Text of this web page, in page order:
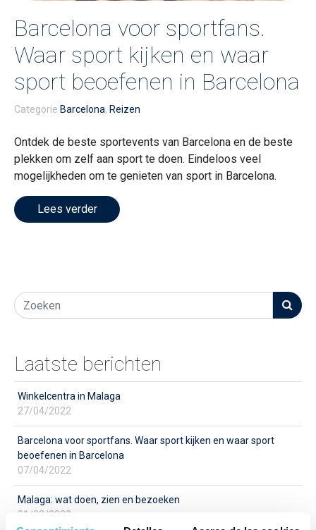
Barcelona voor sportfans.
Waar sport kijken en waar
sport beoefenen in Barcelona
Categorie Barcelona, Reizen
Ontdek de beste sportevents van Barcelona en de beste
plekken om zelf aan sport te doen. Eindeloos veel
mogelijkheden om te genieten van sport in Barcelona.
Lees verder
Laatste berichten
Winkelcentra in Malaga
27/04/2022
Barcelona voor sportfans. Waar sport kijken en waar sport
beoefenen in Barcelona
07/04/2022
Malaga: wat doen, zien en bezoeken
01/03/2022